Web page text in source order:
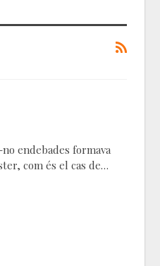
endebades formava
com és el cas de…